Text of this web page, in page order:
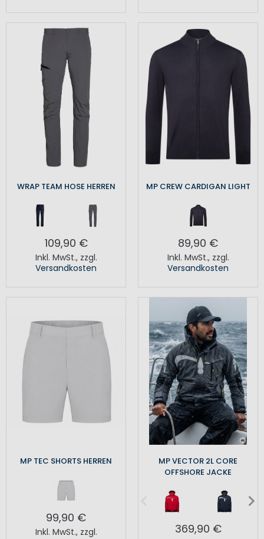
WRAP TEAM HOSE HERREN
109,90 €
Inkl. MwSt., zzgl.
Versandkosten
MP CREW CARDIGAN LIGHT
89,90 €
Inkl. MwSt., zzgl.
Versandkosten
MP TEC SHORTS HERREN
99,90 €
Inkl. MwSt., zzgl.
MP VECTOR 2L CORE
OFFSHORE JACKE
369,90 €